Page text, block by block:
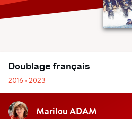
Doublage français
2016 • 2023
Marilou ADAM